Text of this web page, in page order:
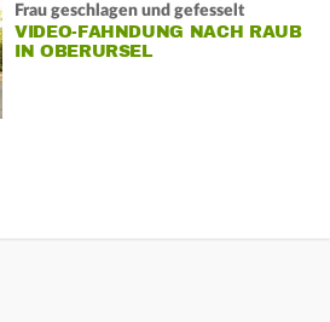
Frau geschlagen und gefesselt
VIDEO-FAHNDUNG NACH RAUB
IN OBERURSEL